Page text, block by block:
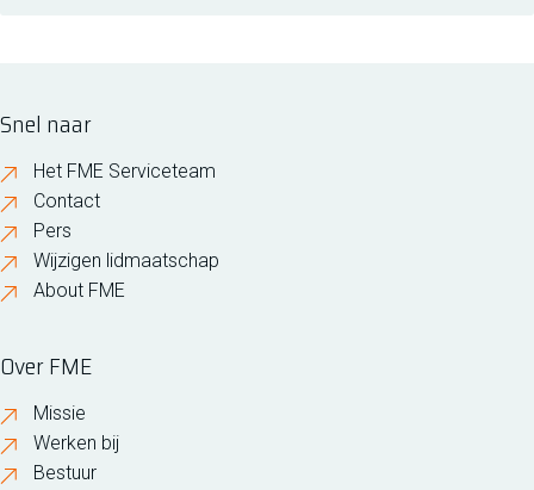
Snel naar
Het FME Serviceteam
Contact
Pers
Wijzigen lidmaatschap
About FME
Over FME
Missie
Werken bij
Bestuur